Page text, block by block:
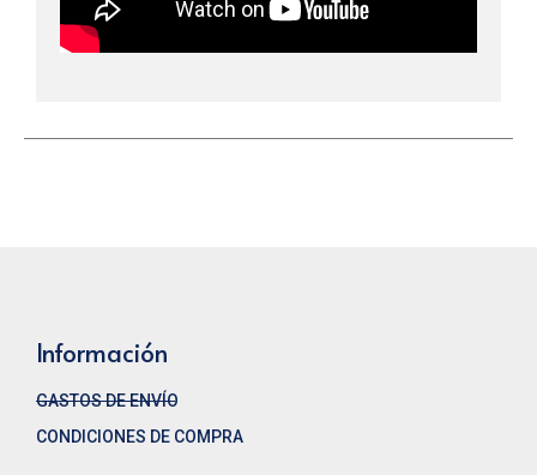
Información
GASTOS DE ENVÍO
CONDICIONES DE COMPRA